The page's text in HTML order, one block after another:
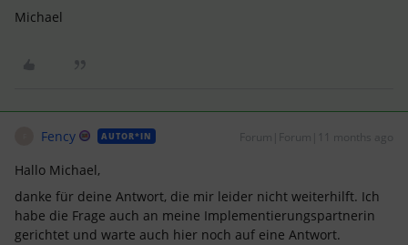
Michael
Fency AUTOR*IN Forum|Forum|11 months ago
Hallo Michael,
danke für deine Antwort, die mir leider nicht weiterhilft. Ich
habe die Frage auch an meine Implementierungspartnerin
gerichtet und warte auch hier noch auf eine Antwort.